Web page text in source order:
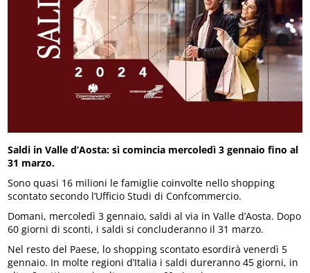
Saldi in Valle d’Aosta: si comincia mercoledì 3 gennaio fino al
31 marzo.
Sono quasi 16 milioni le famiglie coinvolte nello shopping
scontato secondo l’Ufficio Studi di Confcommercio.
Domani, mercoledì 3 gennaio, saldi al via in Valle d’Aosta. Dopo
60 giorni di sconti, i saldi si concluderanno il 31 marzo.
Nel resto del Paese, lo shopping scontato esordirà venerdì 5
gennaio. In molte regioni d’Italia i saldi dureranno 45 giorni, in